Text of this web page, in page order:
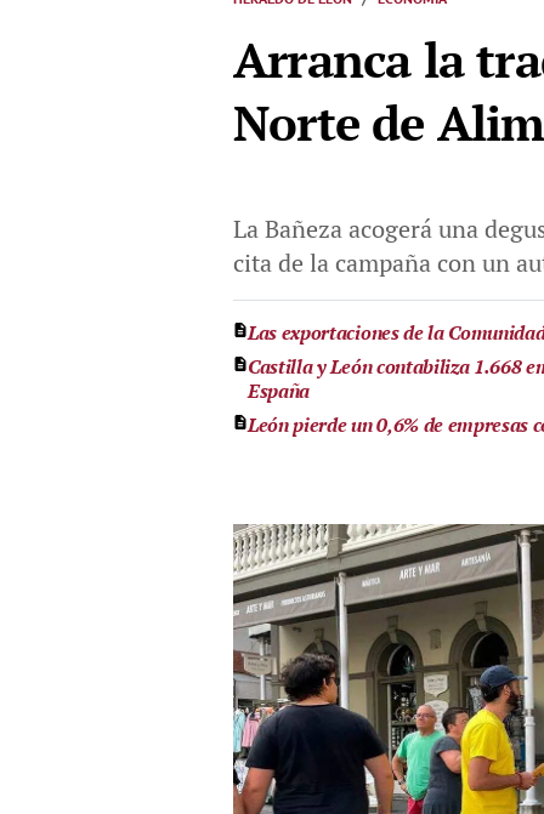
Arranca la
Norte de
La Bañeza acogerá una
cita de la campaña con un
Las exportaciones de la
Castilla y León contabiliza 1.668
España
León pierde un 0,6% de empresas